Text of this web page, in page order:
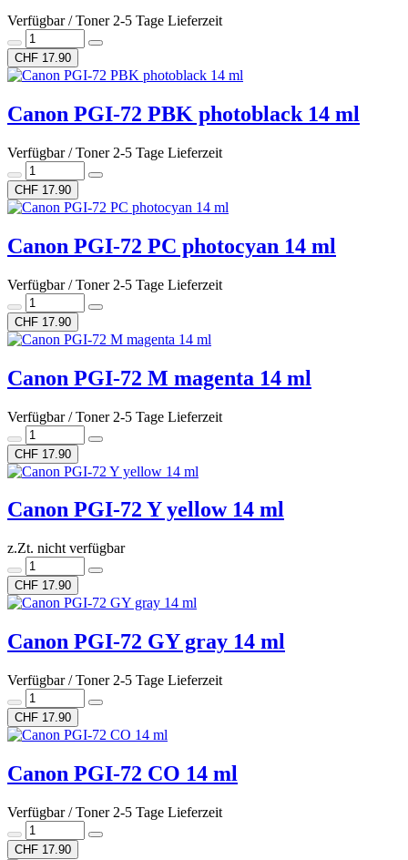
Verfügbar / Toner 2-5 Tage Lieferzeit
CHF 17.90
Canon PGI-72 PBK photoblack 14 ml
Verfügbar / Toner 2-5 Tage Lieferzeit
CHF 17.90
Canon PGI-72 PC photocyan 14 ml
Verfügbar / Toner 2-5 Tage Lieferzeit
CHF 17.90
Canon PGI-72 M magenta 14 ml
Verfügbar / Toner 2-5 Tage Lieferzeit
CHF 17.90
Canon PGI-72 Y yellow 14 ml
z.Zt. nicht verfügbar
CHF 17.90
Canon PGI-72 GY gray 14 ml
Verfügbar / Toner 2-5 Tage Lieferzeit
CHF 17.90
Canon PGI-72 CO 14 ml
Verfügbar / Toner 2-5 Tage Lieferzeit
CHF 17.90